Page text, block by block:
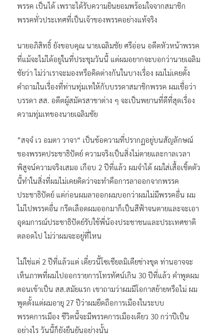
พรรค เป็นได้ เพราะได้รับความยินยอมพร้อมใจจากสมาชิก
พรรคทั่วประเทศที่เป็นเจ้าของพรรคอย่างแท้จริง
นายอภิสิทธิ์ ยังขอบคุณ นายเฉลิมชัย ศรีอ่อน อดีตหัวหน้าพรรค
ที่แม้จะไม่ได้อยู่ในที่ประชุมวันนี้ แต่ผมอยากจะบอกว่านายเฉลิม
ชัยว่า ไม่ว่าเราจะมองหรือคิดต่างกันในบางเรื่อง ผมไม่เคยตั้ง
คำถามในเรื่องที่ท่านทุ่มเทให้กับบรรดาสมาชิกพรรค ผมเชื่อว่า
บรรดา สส. อดีตผู้สมัครสาขาต่าง ๆ จะเป็นพยานที่ดีที่สุดเรื่อง
ความทุ่มเทของนายเฉลิมชัย
”สจฺจํ เว อมตา วาจา“ เป็นข้อความที่ปรากฏอยู่บนสัญลักษณ์
ของพรรคประชาธิปัตย์ ความจริงเป็นสิ่งไม่ตายและกาลเวลา
พิสูจน์ความจริงเสมอ เกือบ 2 ปีที่แล้ว ผมจำได้ ผมใส่เสื้อเชิ้ตตัว
นี้ทำในสิ่งที่ผมไม่เคยคิดว่าจะทำคือการลาออกจากพรรค
ประชาธิปัตย์ แต่ก่อนผมลาออกผมบอกว่าผมไม่มีพรรคอื่น ผม
ไม่ไปพรรคอื่น กรีดเลือดผมออกมาก็เป็นสีฟ้าจนตายและจะเอา
อุดมการณ์ประชาธิปัตย์รับใช้พี่น้องประชาชนและประเทศชาติ
ตลอดไป ไม่ว่าผมจะอยู่ที่ไหน
ไม่ใช่แค่ 2 ปีที่แล้วแต่ เดี๋ยวนี้โซเชียลมิเดียช่างขุด ท่านอาจจะ
เห็นภาพที่ผมไปออกรายการโทรทัศน์เกิน 30 ปีที่แล้ว คำพูดผม
ตอนเข้าเป็น สส.สมัยแรก เขาถามว่าผมมีโอกาสย้ายหรือไม่ ผม
พูดตั้งแต่ผมอายุ 27 ปีว่าผมยึดถือการเมืองในระบบ
พรรคการเมือง ชีวิตนี้จะมีพรรคการเมืองเดียว 30 กว่าปีเป็น
อย่างไร วันนี้ก็ยังยืนยันอย่างนั้น